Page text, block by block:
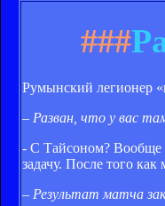
###
Румынский легионер
– Разван, что у вас
- С Тайсоном? Вообще
задачу. После того
– Результат матча